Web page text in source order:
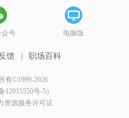
众号 电脑版
馈 职场百科
有©1999-2026
12015550号-5）
资源服务许可证